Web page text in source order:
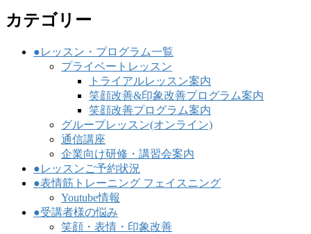
カテゴリー
●レッスン・プログラム一覧
プライベートレッスン
トライアルレッスン案内
笑顔改善&印象改善プログラム案内
笑顔改善プログラム案内
グループレッスン(オンライン)
通信講座
企業向け研修・講習会案内
●レッスンご予約状況
●表情筋トレーニング フェイスニング
Youtube情報
●受講者様の悩み
笑顔・表情・印象改善